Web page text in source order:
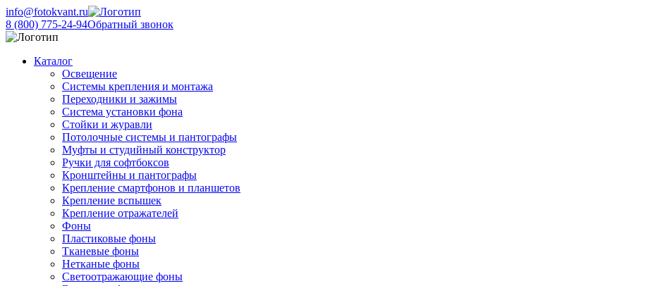
info@fotokvant.ru
8 (800) 775-24-94Обратный звонок
Каталог
Освещение
Системы крепления и монтажа
Переходники и зажимы
Система установки фона
Стойки и журавли
Потолочные системы и пантографы
Муфты и студийный конструктор
Ручки для софтбоксов
Кронштейны и пантографы
Крепление смартфонов и планшетов
Крепление вспышек
Крепление отражателей
Фоны
Пластиковые фоны
Тканевые фоны
Нетканые фоны
Светоотражающие фоны